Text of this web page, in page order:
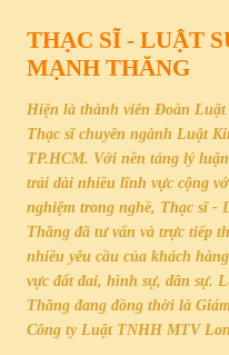
THẠC SĨ - LUẬT
MẠNH THĂNG
Hiện là thành viên Đoàn Luật
Thạc sĩ chuyên ngành Luật
TP.HCM. Với nền tảng lý
trải dài nhiều lĩnh vực cộng
nghiệm trong nghề, Thạc sĩ -
Thăng đã tư vấn và trực tiếp
nhiều yêu cầu của khách
vực đất đai, hình sự, dân sự.
Thăng đang đồng thời là
Công ty Luật TNHH MTV